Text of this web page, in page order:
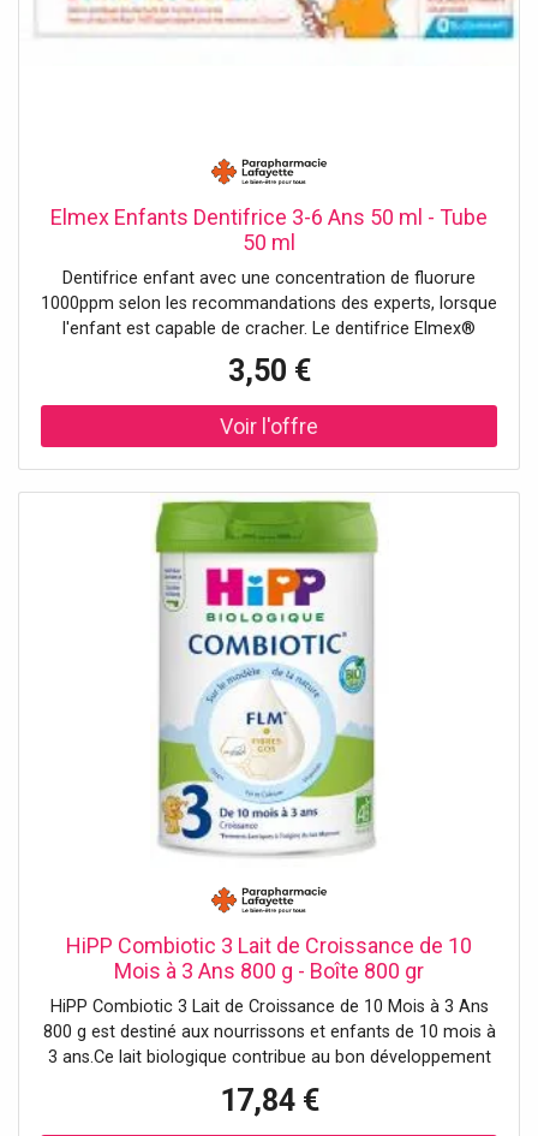
Elmex Enfants Dentifrice 3-6 Ans 50 ml - Tube
50 ml
Dentifrice enfant avec une concentration de fluorure
1000ppm selon les recommandations des experts, lorsque
l'enfant est capable de cracher. Le dentifrice Elmex®
Enfant sans colorants est doux pour les gencives et
contient du fluorure d'amines Olafluor
3,50 €
HiPP Combiotic 3 Lait de Croissance de 10
Mois à 3 Ans 800 g - Boîte 800 gr
HiPP Combiotic 3 Lait de Croissance de 10 Mois à 3 Ans
800 g est destiné aux nourrissons et enfants de 10 mois à
3 ans.Ce lait biologique contribue au bon développement
17,84 €